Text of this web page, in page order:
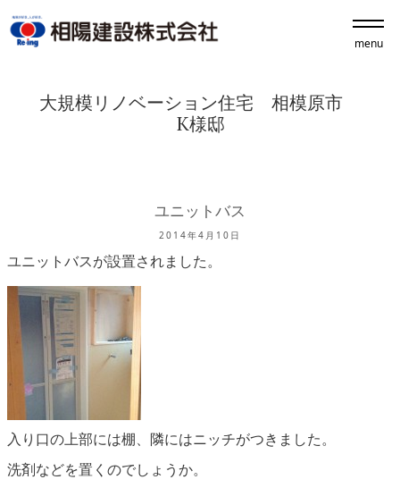
menu
大規模リノベーション住宅 相模原市
K様邸
ユニットバス
2014年4月10日
ユニットバスが設置されました。
入り口の上部には棚、隣にはニッチがつきました。
洗剤などを置くのでしょうか。